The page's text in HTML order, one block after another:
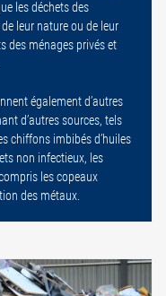
les déchets des
leur nature ou de leur
des ménages privés et
également d’autres
d’autres sources, tels
chiffons imbibés d’huiles
non infectieux, les
les copeaux
des métaux.